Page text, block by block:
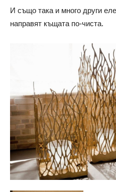
И също така и много други
направят къщата по-чиста.